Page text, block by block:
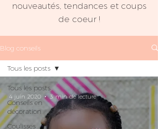
nouveautés, tendances et coups
de coeur !
Blog conseils
Tous les posts
Conseils en
décoration
Coulisses
Tous les posts
4 juin 2020 3 min de lecture